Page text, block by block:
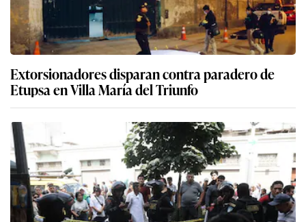
Extorsionadores disparan contra paradero de
Etupsa en Villa María del Triunfo